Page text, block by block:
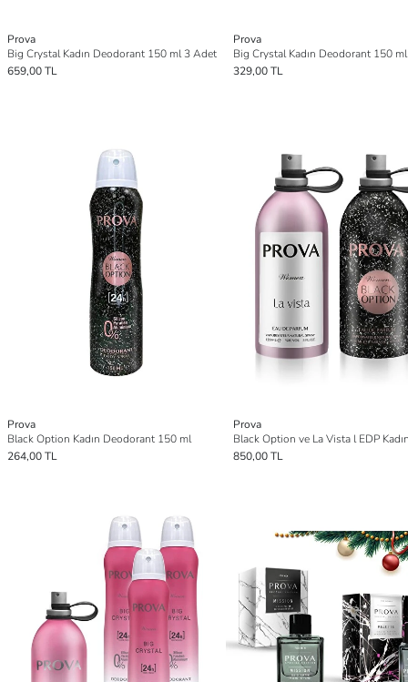
Prova
Big Crystal Kadın Deodorant 150 ml 3 Adet
659,00 TL
Prova
Big Crystal Kadın Deodorant 150 ml
329,00 TL
Prova
Black Option Kadın Deodorant 150 ml
264,00 TL
Prova
850,00 TL